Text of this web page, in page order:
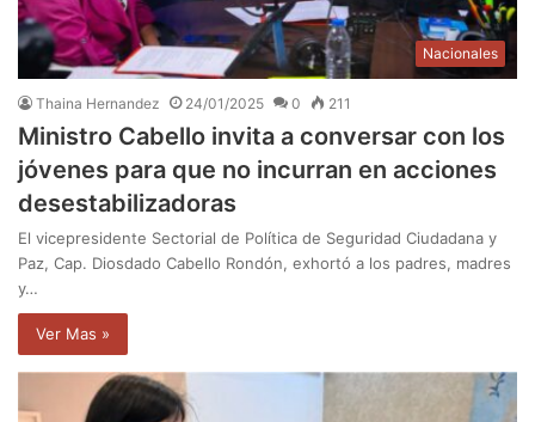
Nacionales
Thaina Hernandez 24/01/2025 0 211
Ministro Cabello invita a conversar con los
jóvenes para que no incurran en acciones
desestabilizadoras
El vicepresidente Sectorial de Política de Seguridad Ciudadana y
Paz, Cap. Diosdado Cabello Rondón, exhortó a los padres, madres
y…
Ver Mas »